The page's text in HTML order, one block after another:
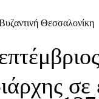
Θεσσαλονίκη
σε